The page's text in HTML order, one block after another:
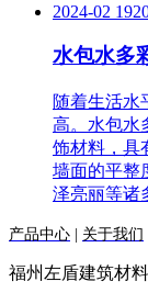
2024-02 19
水包水多
随着生活水
高。水包水
饰材料，具
墙面的平整
泽亮丽等诸
产品中心 关于我们
福州左盾建筑材